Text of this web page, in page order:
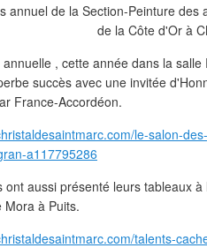
, cette année dans la
succès avec une invitée
France-Accordéon.
le-salon-
a117795286
ont aussi présenté leurs tableaux
Mora à Puits.
talents-